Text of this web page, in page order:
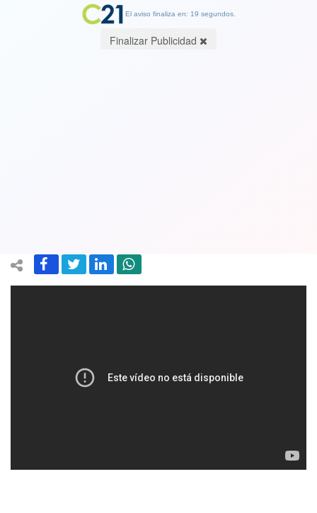
El aviso finaliza en: 19 segundos.
Finalizar Publicidad